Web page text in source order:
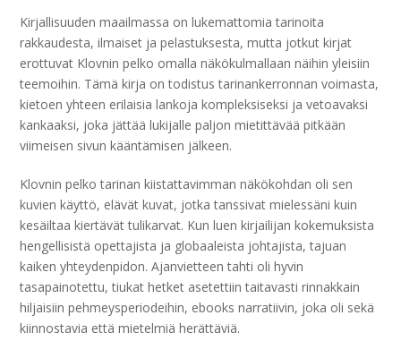
Kirjallisuuden maailmassa on lukemattomia tarinoita
rakkaudesta, ilmaiset ja pelastuksesta, mutta jotkut kirjat
erottuvat Klovnin pelko omalla näkökulmallaan näihin yleisiin
teemoihin. Tämä kirja on todistus tarinankerronnan voimasta,
kietoen yhteen erilaisia lankoja kompleksiseksi ja vetoavaksi
kankaaksi, joka jättää lukijalle paljon mietittävää pitkään
viimeisen sivun kääntämisen jälkeen.
Klovnin pelko tarinan kiistattavimman näkökohdan oli sen
kuvien käyttö, elävät kuvat, jotka tanssivat mielessäni kuin
kesäiltaa kiertävät tulikarvat. Kun luen kirjailijan kokemuksista
hengellisistä opettajista ja globaaleista johtajista, tajuan
kaiken yhteydenpidon. Ajanvietteen tahti oli hyvin
tasapainotettu, tiukat hetket asetettiin taitavasti rinnakkain
hiljaisiin pehmeysperiodeihin, ebooks narratiivin, joka oli sekä
kiinnostavia että mietelmiä herättäviä.